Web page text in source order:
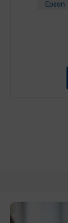
Epson